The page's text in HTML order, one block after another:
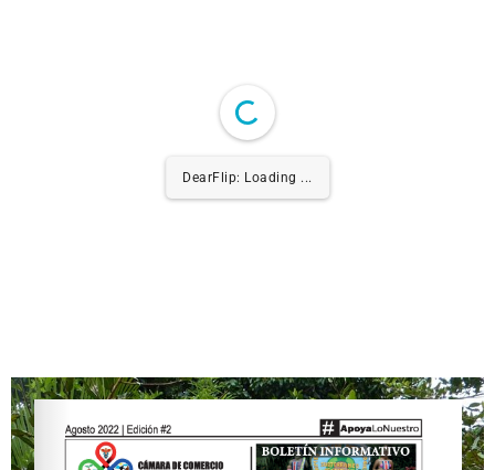
DearFlip: Loading ...